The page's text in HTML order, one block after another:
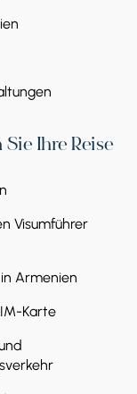
Sie Ihre Reise
Visumführer
Armenien
Karte